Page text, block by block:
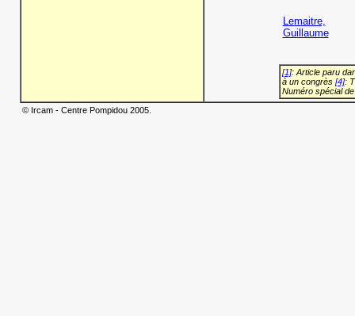
Lemaitre,
Guillaume
[1]: Article paru
à un congrès [4]:
Numéro spécial
© Ircam - Centre Pompidou 2005.